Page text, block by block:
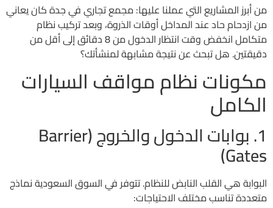
من أبرز المشاريع التي عملنا عليها: مجمع تجاري في جدة كان يعاني
من ازدحام حاد عند المداخل أوقات الذروة، وبعد تركيب نظام
متكامل انخفض وقت انتظار الدخول من 8 دقائق إلى أقل من
دقيقتين. هل تبحث عن نتيجة مشابهة لمنشأتك؟
مكونات نظام مواقف السيارات
الكامل
1. بوابات الدخول والخروج (Barrier
Gates)
البوابة هي القلب النابض للنظام. تتوفر في السوق السعودية نماذج
متعددة تناسب مختلف الاحتياجات: